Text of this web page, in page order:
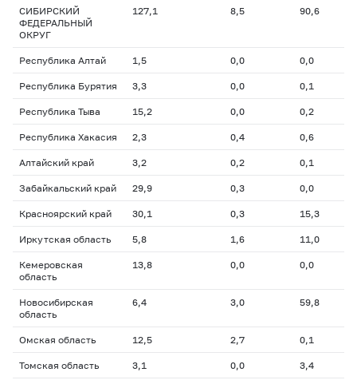
СИБИРСКИЙ
ФЕДЕРАЛЬНЫЙ
ОКРУГ
127,1 8,5 90,6
Республика Алтай 1,5 0,0 0,0
Республика Бурятия 3,3 0,0 0,1
Республика Тыва 15,2 0,0 0,2
Республика Хакасия 2,3 0,4 0,6
Алтайский край 3,2 0,2 0,1
Забайкальский край 29,9 0,3 0,0
Красноярский край 30,1 0,3 15,3
Иркутская область 5,8 1,6 11,0
Кемеровская
область
13,8 0,0 0,0
Новосибирская
область
6,4 3,0 59,8
Омская область 12,5 2,7 0,1
Томская область 3,1 0,0 3,4